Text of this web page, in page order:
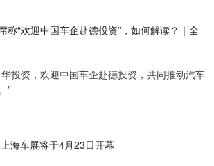
称“欢迎中国车企赴德投资”，如何解读？｜全
投资，欢迎中国车企赴德投资，共同推动汽车
”
海车展将于4月23日开幕